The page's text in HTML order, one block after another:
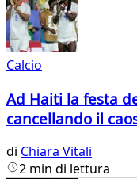
Calcio
Ad Haiti la festa
cancellando il
di Chiara Vitali
2 min di lettura